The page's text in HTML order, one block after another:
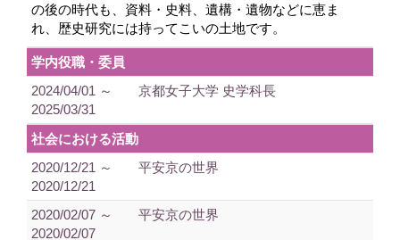
の後の時代も、資料・史料、遺構・遺物などに恵ま
れ、歴史研究には持ってこいの土地です。
学内役職・委員
2024/04/01 ～
2025/03/31
京都女子大学 史学科長
社会における活動
2020/12/21 ～
2020/12/21
平安京の世界
2020/02/07 ～
2020/02/07
平安京の世界